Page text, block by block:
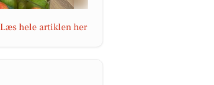
Læs hele artiklen her